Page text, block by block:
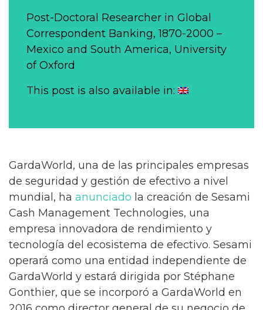
Post-Doctoral Researcher in Global
Correspondent Banking, 1870-2000 –
Mexico and South America, University
of Oxford
This post is also available in:
GardaWorld, una de las principales empresas
de seguridad y gestión de efectivo a nivel
mundial, ha anunciado la creación de Sesami
Cash Management Technologies, una
empresa innovadora de rendimiento y
tecnología del ecosistema de efectivo. Sesami
operará como una entidad independiente de
GardaWorld y estará dirigida por Stéphane
Gonthier, que se incorporó a GardaWorld en